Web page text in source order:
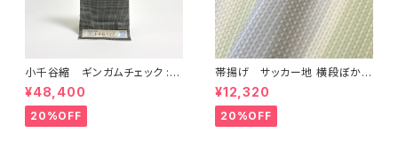
小千谷縮 ギンガムチェック :
黒
¥48,400
20%OFF
帯揚げ サッカー地 横段ぼかし
： ライトブルー × グリーン
¥12,320
20%OFF